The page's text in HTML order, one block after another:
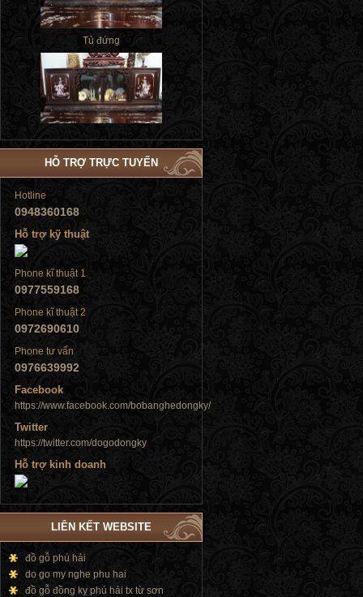
Tủ đứng
Tủ đứng
Tủ đứng
Tủ đứng
HỖ TRỢ TRỰC TUYẾN
Hotline
0948360168
Hỗ trợ kỹ thuật
Phone kĩ thuật 1
0977559168
Phone kĩ thuật 2
0972690610
Phone tư vấn
0976639992
Facebook
https://www.facebook.com/bobanghedongky/
Twitter
https://twitter.com/dogodongky
Hỗ trợ kinh doanh
LIÊN KẾT WEBSITE
đồ gỗ phú hải
do go my nghe phu hai
đồ gỗ đồng kỵ phú hải tx từ sơn